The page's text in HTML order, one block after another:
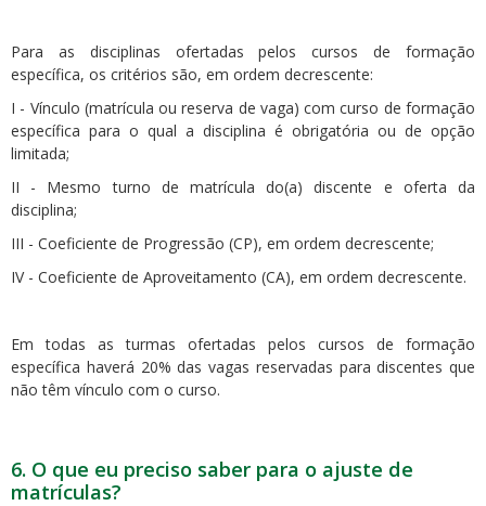
Para as disciplinas ofertadas pelos cursos de formação
específica, os critérios são, em ordem decrescente:
I - Vínculo (matrícula ou reserva de vaga) com curso de formação
específica para o qual a disciplina é obrigatória ou de opção
limitada;
II - Mesmo turno de matrícula do(a) discente e oferta da
disciplina;
III - Coeficiente de Progressão (CP), em ordem decrescente;
IV - Coeficiente de Aproveitamento (CA), em ordem decrescente.
Em todas as turmas ofertadas pelos cursos de formação
específica haverá 20% das vagas reservadas para discentes que
não têm vínculo com o curso.
6. O que eu preciso saber para o ajuste de
matrículas?